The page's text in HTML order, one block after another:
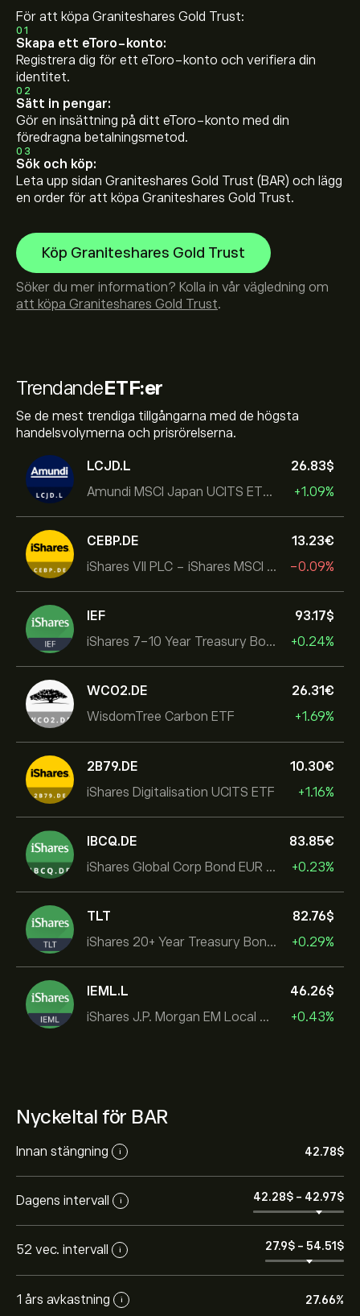
TrendandeETF:er
Se de mest trendiga tillgångarna med de högsta
handelsvolymerna och prisrörelserna.
LCJD.L
Amundi MSCI Japan UCITS ETF Acc
26.83‎$‎
+1.09%
CEBP.DE
iShares VII PLC - iShares MSCI EMU USD Hedged UCITS ETF
13.23‎€‎
-0.09%
IEF
iShares 7-10 Year Treasury Bond ETF
93.17‎$‎
+0.24%
WCO2.DE
WisdomTree Carbon ETF
26.31‎€‎
+1.69%
2B79.DE
iShares Digitalisation UCITS ETF
10.30‎€‎
+1.16%
IBCQ.DE
iShares Global Corp Bond EUR Hedged UCITS ETF Dist
83.85‎€‎
+0.23%
TLT
iShares 20+ Year Treasury Bond ETF
82.76‎$‎
+0.29%
IEML.L
iShares J.P. Morgan EM Local Govt Bond UCITS ETF
46.26‎$‎
+0.43%
Nyckeltal för BAR
Innan stängning i 42.78‎$‎
Dagens intervall i 42.28‎$‎ - 42.97‎$‎
52 vec. intervall i 27.9‎$‎ - 54.51‎$‎
1 års avkastning i 27.66%
För att köpa Graniteshares Gold Trust:
01
Skapa ett eToro-konto:
Registrera dig för ett eToro-konto och verifiera din
identitet.
02
Sätt in pengar:
Gör en insättning på ditt eToro-konto med din
föredragna betalningsmetod.
03
Sök och köp:
Leta upp sidan Graniteshares Gold Trust (BAR) och lägg
en order för att köpa Graniteshares Gold Trust.
Köp Graniteshares Gold Trust
Söker du mer information? Kolla in vår vägledning om
att köpa Graniteshares Gold Trust.